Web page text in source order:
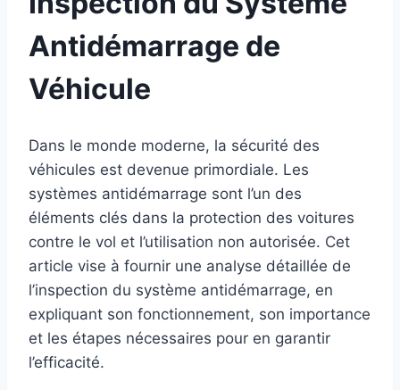
Antidémarrage de
Véhicule
Dans le monde moderne, la sécurité des
véhicules est devenue primordiale. Les
systèmes antidémarrage sont l’un des
éléments clés dans la protection des voitures
contre le vol et l’utilisation non autorisée. Cet
article vise à fournir une analyse détaillée de
l’inspection du système antidémarrage, en
expliquant son fonctionnement, son importance
et les étapes nécessaires pour en garantir
l’efficacité.